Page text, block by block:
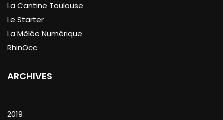
La Cantine Toulouse
Le Starter
La Mêlée Numérique
RhinOcc
ARCHIVES
2019